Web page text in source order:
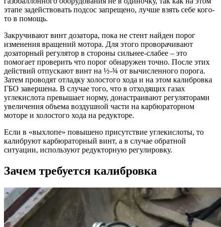
этапе задействовать подсос запрещено, лучше взять себе кого-
то в помощь.
Закручивают винт дозатора, пока не стент найден порог
изменения вращений мотора. Для этого проворачивают
дозаторный регулятор в стороны сильнее-слабее – это
помогает проверить что порог обнаружен точно. После этих
действий отпускают винт на ½-¾ от вычисленного порога.
Затем проводят отладку холостого хода и на этом калибровка
ГБО завершена. В случае того, что в отходящих газах
углекислота превышает норму, донастраивают регуляторами
увеличения объема воздушной части на карбюраторном
моторе и холостого хода на редукторе.
Если в «выхлопе» повышено присутствие углекислоты, то
калибруют карбюраторный винт, а в случае обратной
ситуации, используют редукторную регулировку.
Зачем требуется калибровка